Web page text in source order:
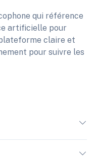
qui référence
artificielle pour
claire et
pour suivre les